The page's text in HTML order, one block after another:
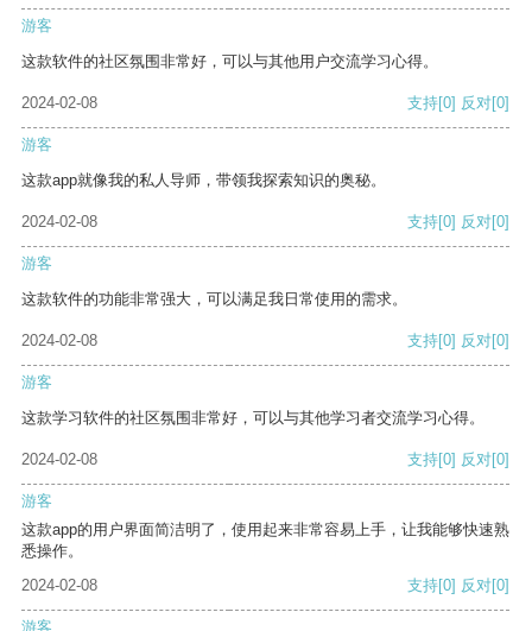
游客
这款软件的社区氛围非常好，可以与其他用户交流学习心得。
2024-02-08 支持[0] 反对[0]
游客
这款app就像我的私人导师，带领我探索知识的奥秘。
2024-02-08 支持[0] 反对[0]
游客
这款软件的功能非常强大，可以满足我日常使用的需求。
2024-02-08 支持[0] 反对[0]
游客
这款学习软件的社区氛围非常好，可以与其他学习者交流学习心得。
2024-02-08 支持[0] 反对[0]
游客
这款app的用户界面简洁明了，使用起来非常容易上手，让我能够快速熟
悉操作。
2024-02-08
支持[0] 反对[0]
游客